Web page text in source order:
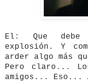
El: Que debe
explosión. Y
arder algo más
Pero claro...
amigos... Eso...